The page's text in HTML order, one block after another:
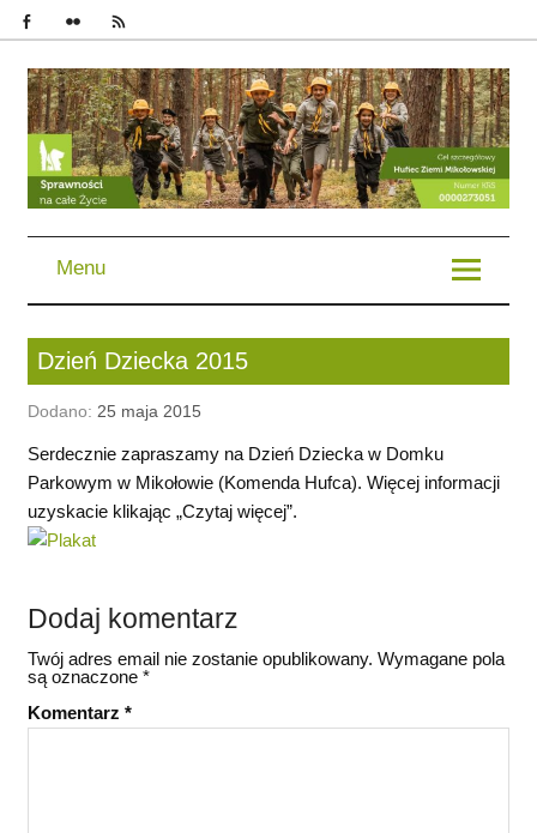
im. Bohaterów Powstań Śląskich | Chorągiew Śląska | ZHP
Menu
Dzień Dziecka 2015
Dodano: 25 maja 2015
Serdecznie zapraszamy na Dzień Dziecka w Domku
Parkowym w Mikołowie (Komenda Hufca). Więcej informacji
uzyskacie klikając „Czytaj więcej”.
Dodaj komentarz
Twój adres email nie zostanie opublikowany. Wymagane pola
są oznaczone *
Komentarz *